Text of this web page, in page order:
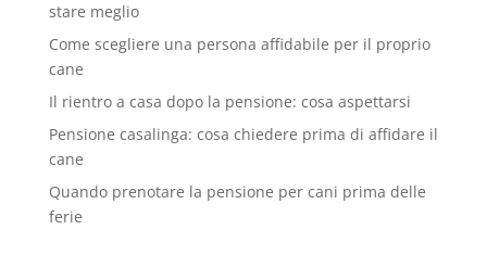
stare meglio
Come scegliere una persona affidabile per il proprio
cane
Il rientro a casa dopo la pensione: cosa aspettarsi
Pensione casalinga: cosa chiedere prima di affidare il
cane
Quando prenotare la pensione per cani prima delle
ferie